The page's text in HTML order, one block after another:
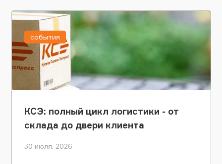
КСЭ: полный цикл логистики - от
склада до двери клиента
30 июля, 2026
события